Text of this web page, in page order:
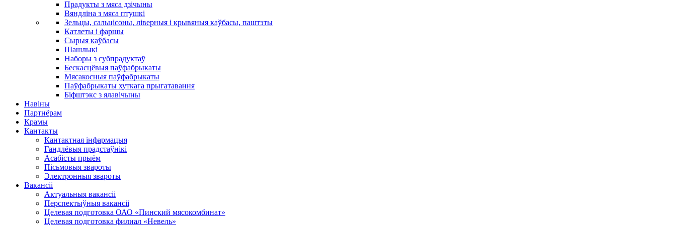
Прадукты з мяса дзічыны
Вяндліна з мяса птушкі
Зельцы, сальцісоны, ліверныя і крывяныя каўбасы, паштэты
Катлеты і фаршы
Сырыя каўбасы
Шашлыкі
Наборы з субпрадуктаў
Бескасцёвыя паўфабрыкаты
Мясакосныя паўфабрыкаты
Паўфабрыкаты хуткага прыгатавання
Біфштэкс з ялавічыны
Навіны
Партнёрам
Крамы
Кантакты
Кантактная інфармацыя
Гандлёвыя прадстаўнікі
Асабісты прыём
Пісьмовыя звароты
Электронныя звароты
Вакансіі
Актуальныя вакансіі
Перспектыўныя вакансіі
Целевая подготовка ОАО «Пинский мясокомбинат»
Целевая подготовка филиал «Невель»